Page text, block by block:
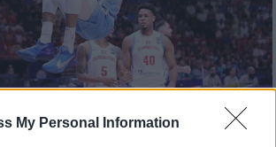
My Personal Information